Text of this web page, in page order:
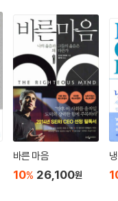
모두 이 연공제에 응축
이 만들어지고, 이것을
이의 임금격차가 발생하
한 핵심 요구 사항은 연
안정적인 임금상승을 6
위한 경쟁에 20대를 소
다.
에서
폐해를 톡톡히 보고 있
덕에 금세 일상으로 돌
바른 마음
10% 26,100원